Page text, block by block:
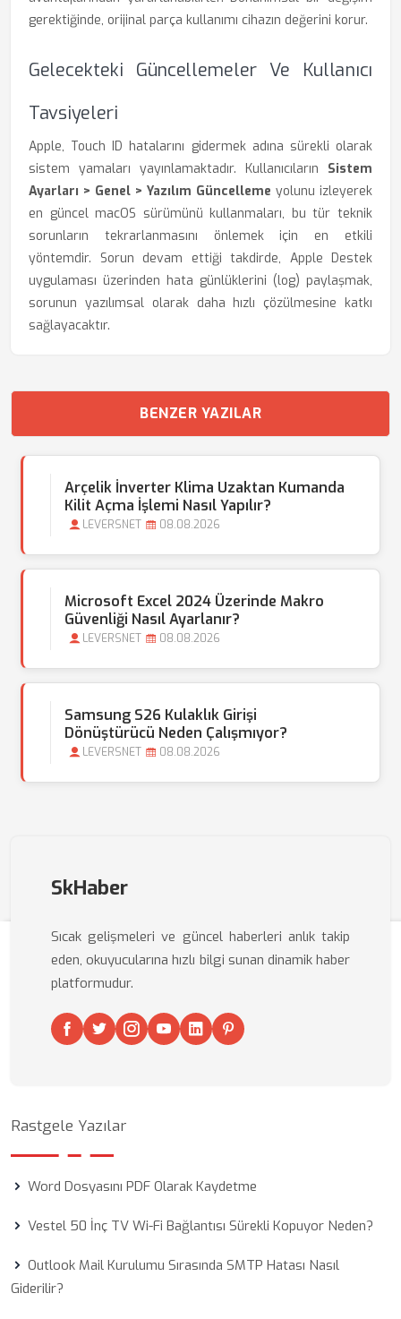
gerektiğinde, orijinal parça kullanımı cihazın değerini korur.
Gelecekteki Güncellemeler Ve Kullanıcı
Tavsiyeleri
Apple, Touch ID hatalarını gidermek adına sürekli olarak
sistem yamaları yayınlamaktadır. Kullanıcıların Sistem
Ayarları > Genel > Yazılım Güncelleme yolunu izleyerek
en güncel macOS sürümünü kullanmaları, bu tür teknik
sorunların tekrarlanmasını önlemek için en etkili
yöntemdir. Sorun devam ettiği takdirde, Apple Destek
uygulaması üzerinden hata günlüklerini (log) paylaşmak,
sorunun yazılımsal olarak daha hızlı çözülmesine katkı
sağlayacaktır.
BENZER YAZILAR
Arçelik İnverter Klima Uzaktan Kumanda
Kilit Açma İşlemi Nasıl Yapılır?
LEVERSNET 08.08.2026
Microsoft Excel 2024 Üzerinde Makro
Güvenliği Nasıl Ayarlanır?
LEVERSNET 08.08.2026
Samsung S26 Kulaklık Girişi
Dönüştürücü Neden Çalışmıyor?
LEVERSNET 08.08.2026
SkHaber
Sıcak gelişmeleri ve güncel haberleri anlık takip
eden, okuyucularına hızlı bilgi sunan dinamik haber
platformudur.
Rastgele Yazılar
Word Dosyasını PDF Olarak Kaydetme
Vestel 50 İnç TV Wi-Fi Bağlantısı Sürekli Kopuyor Neden?
Outlook Mail Kurulumu Sırasında SMTP Hatası Nasıl
Giderilir?